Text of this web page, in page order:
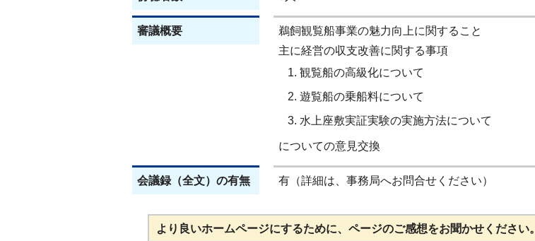
審議概要
鵜飼観覧船事業の魅力向上に関すること
主に経営の収支改善に関する事項
観覧船の高級化について
遊覧船の乗船料について
水上座敷実証実験の実施方法について
についての意見交換
会議録（全文）の有無 有（詳細は、事務局へお問合せください）
より良いホームページにするために、ページのご感想をお聞かせください。